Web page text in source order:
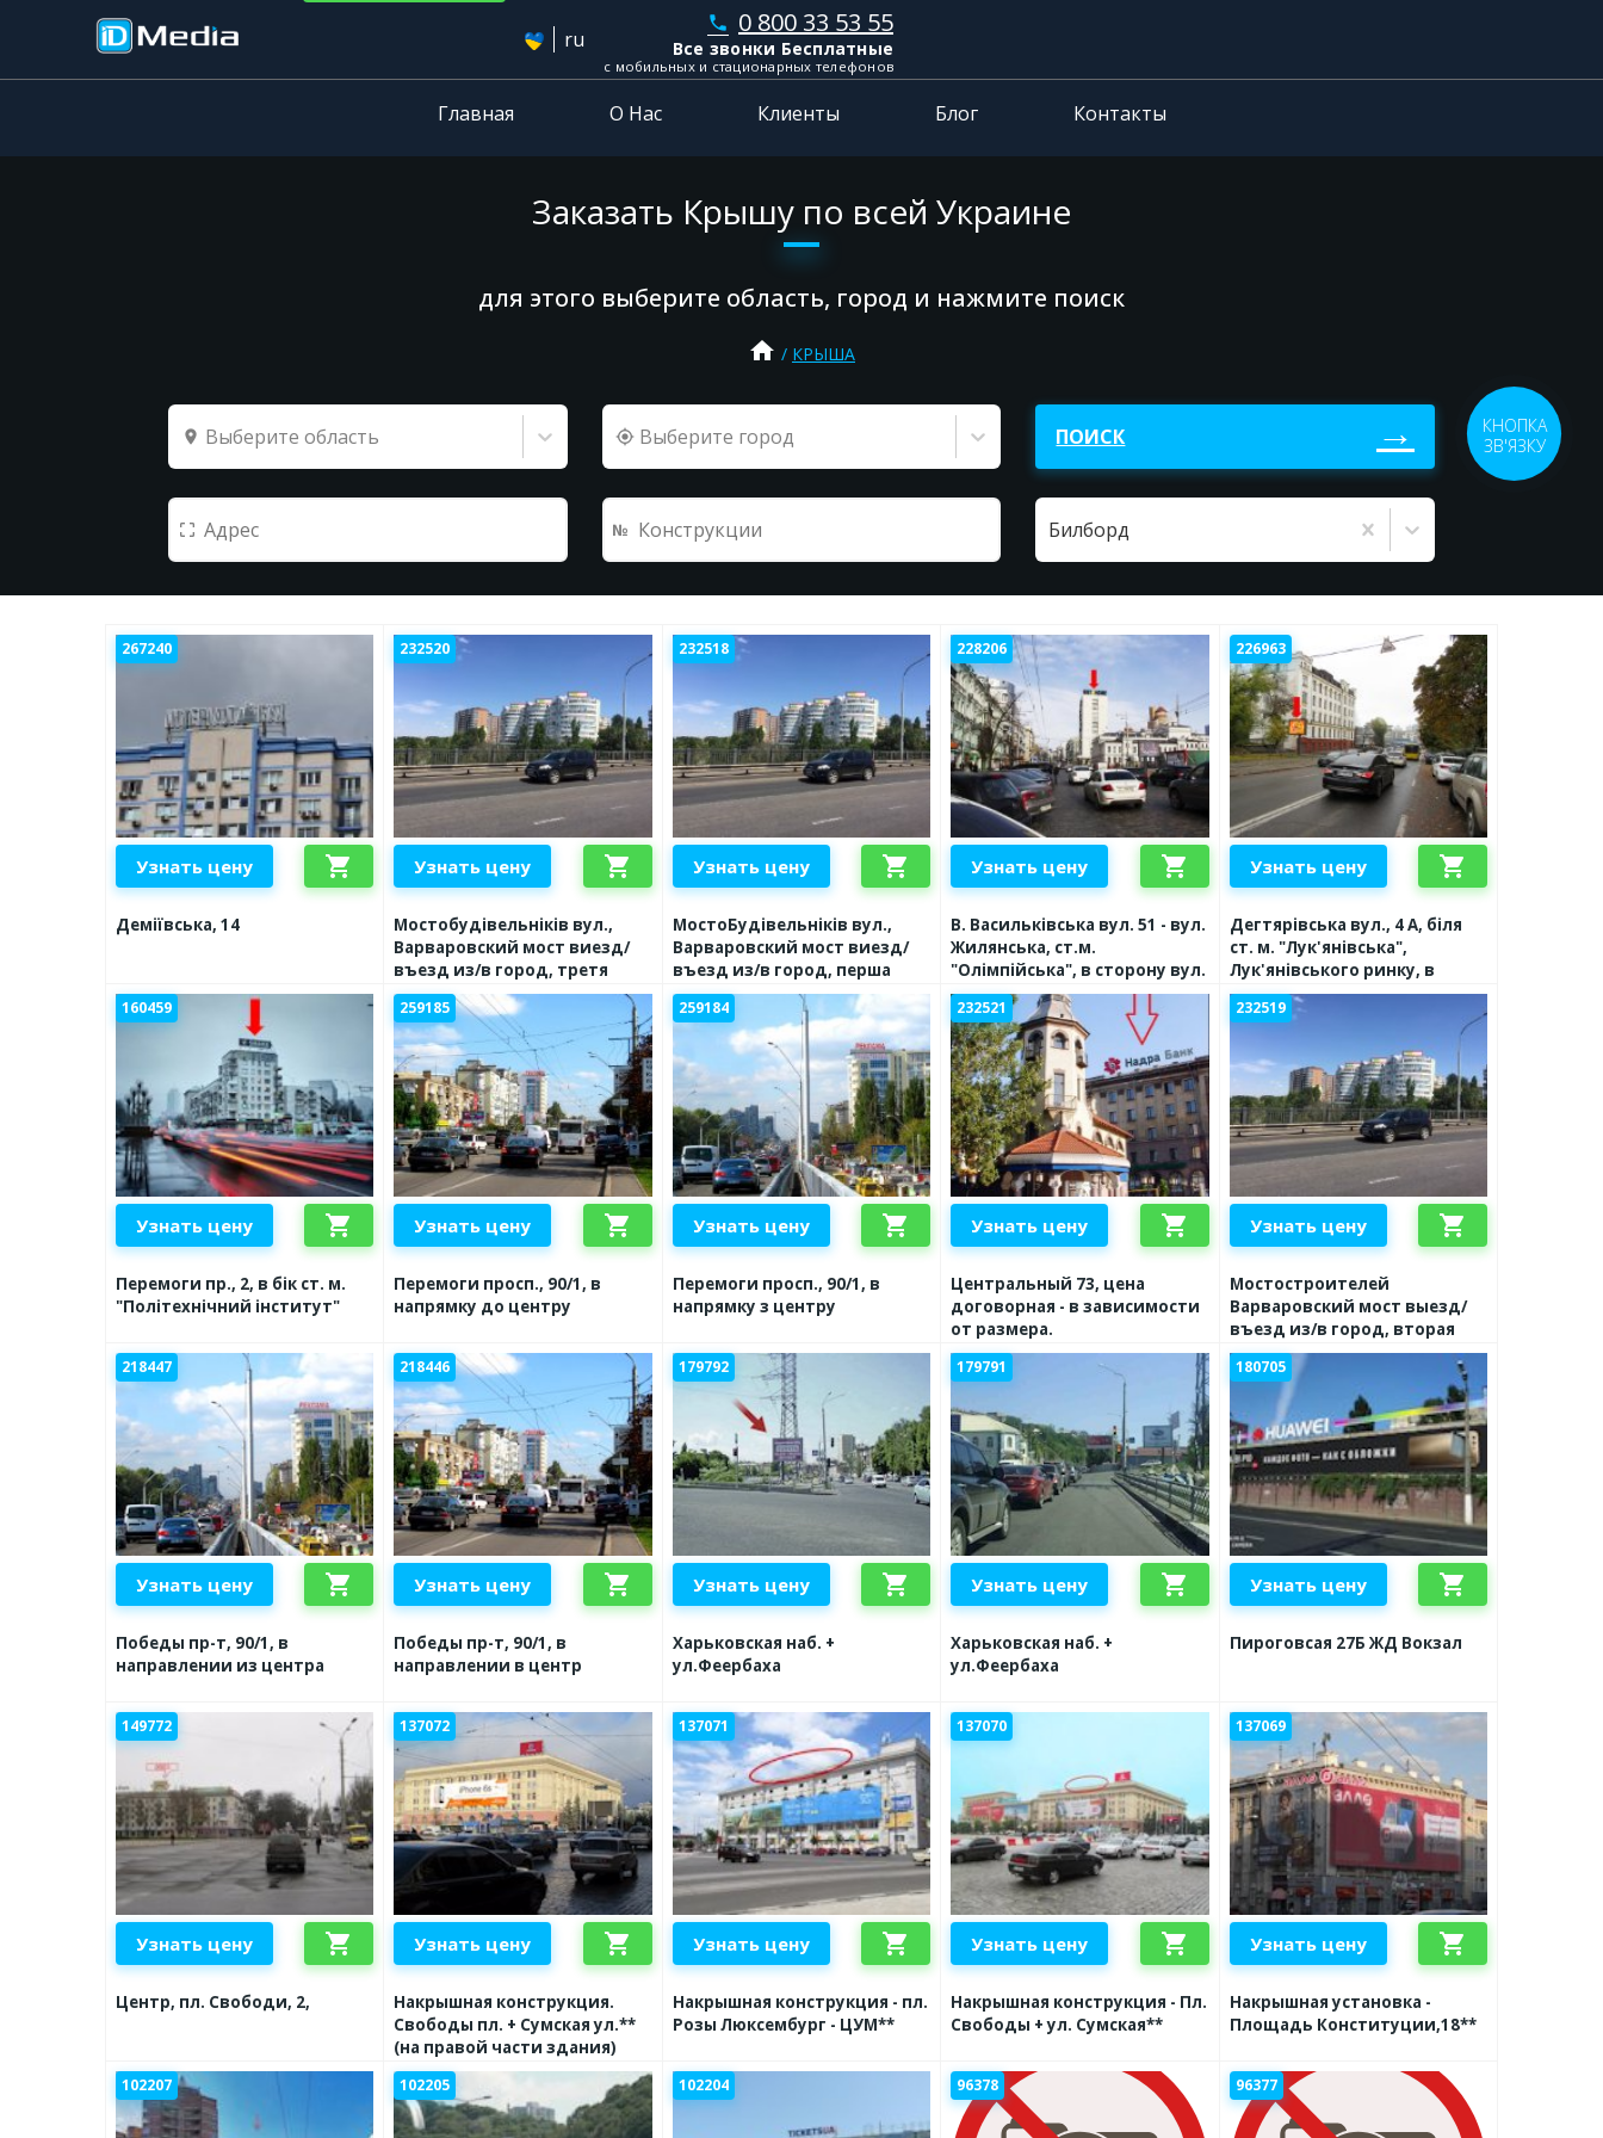
ru
phone 0 800 33 53 55
Все звонки Бесплатные
с мобильных и стационарных телефонов
Главная О Нас Клиенты Блог Контакты
Заказать Крышу по всей Украине
для этого выберите область, город и нажмите поиск
home КРЫША
Выберите область Выберите город
Билборд
ПОИСК
267240
Узнать цену shopping_cart
Деміївська, 14
232520
Узнать цену shopping_cart
Мостобудівельніків вул.,
Варваровский мост виезд/
въезд из/в город, третя
232518
Узнать цену shopping_cart
МостоБудівельніків вул.,
Варваровский мост виезд/
въезд из/в город, перша
228206
Узнать цену shopping_cart
В. Васильківська вул. 51 - вул.
Жилянська, ст.м.
"Олімпійська", в сторону вул.
Хрещатик
226963
Узнать цену shopping_cart
Дегтярівська вул., 4 А, біля
ст. м. "Лук'янівська",
Лук'янівського ринку, в
центр
160459
Узнать цену shopping_cart
Перемоги пр., 2, в бік ст. м.
"Політехнічний інститут"
259185
Узнать цену shopping_cart
Перемоги просп., 90/1, в
напрямку до центру
259184
Узнать цену shopping_cart
Перемоги просп., 90/1, в
напрямку з центру
232521
Узнать цену shopping_cart
Центральный 73, цена
договорная - в зависимости
от размера.
232519
Узнать цену shopping_cart
Мостостроителей
Варваровский мост выезд/
въезд из/в город, вторая
218447
Узнать цену shopping_cart
Победы пр-т, 90/1, в
направлении из центра
218446
Узнать цену shopping_cart
Победы пр-т, 90/1, в
направлении в центр
179792
Узнать цену shopping_cart
Харьковская наб. +
ул.Феербаха
179791
Узнать цену shopping_cart
Харьковская наб. +
ул.Феербаха
180705
Узнать цену shopping_cart
Пироговсая 27Б ЖД Вокзал
149772
Узнать цену shopping_cart
Центр, пл. Свободи, 2,
137072
Узнать цену shopping_cart
Накрышная конструкция.
Свободы пл. + Сумская ул.**
(на правой части здания)
137071
Узнать цену shopping_cart
Накрышная конструкция - пл.
Розы Люксембург - ЦУМ**
137070
Узнать цену shopping_cart
Накрышная конструкция - Пл.
Свободы + ул. Сумская**
137069
Узнать цену shopping_cart
Накрышная установка -
Площадь Конституции,18**
102207 102205 102204 96378 96377
КНОПКА
ЗВ'ЯЗКУ